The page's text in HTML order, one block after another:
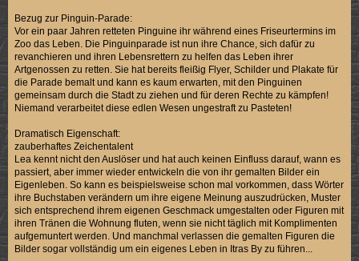
Bezug zur Pinguin-Parade:
Vor ein paar Jahren retteten Pinguine ihr während eines Friseurtermins im
Zoo das Leben. Die Pinguinparade ist nun ihre Chance, sich dafür zu
revanchieren und ihren Lebensrettern zu helfen das Leben ihrer
Artgenossen zu retten. Sie hat bereits fleißig Flyer, Schilder und Plakate für
die Parade bemalt und kann es kaum erwarten, mit den Pinguinen
gemeinsam durch die Stadt zu ziehen und für deren Rechte zu kämpfen!
Niemand verarbeitet diese edlen Wesen ungestraft zu Pasteten!
Dramatisch Eigenschaft:
zauberhaftes Zeichentalent
Lea kennt nicht den Auslöser und hat auch keinen Einfluss darauf, wann es
passiert, aber immer wieder entwickeln die von ihr gemalten Bilder ein
Eigenleben. So kann es beispielsweise schon mal vorkommen, dass Wörter
ihre Buchstaben verändern um ihre eigene Meinung auszudrücken, Muster
sich entsprechend ihrem eigenen Geschmack umgestalten oder Figuren mit
ihren Tränen die Wohnung fluten, wenn sie nicht täglich mit Komplimenten
aufgemuntert werden. Und manchmal verlassen die gemalten Figuren die
Bilder sogar vollständig um ein eigenes Leben in Itras By zu führen...